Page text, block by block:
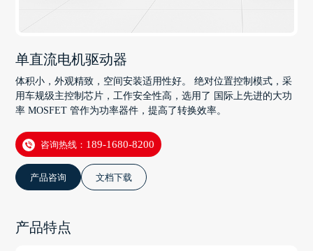
单直流电机驱动器
体积小，外观精致，空间安装适用性好。 绝对位置控制模式，采
用车规级主控制芯片，工作安全性高，选用了 国际上先进的大功
率 MOSFET 管作为功率器件，提高了转换效率。
咨询热线： 189-1680-8200
产品咨询 文档下载
产品特点